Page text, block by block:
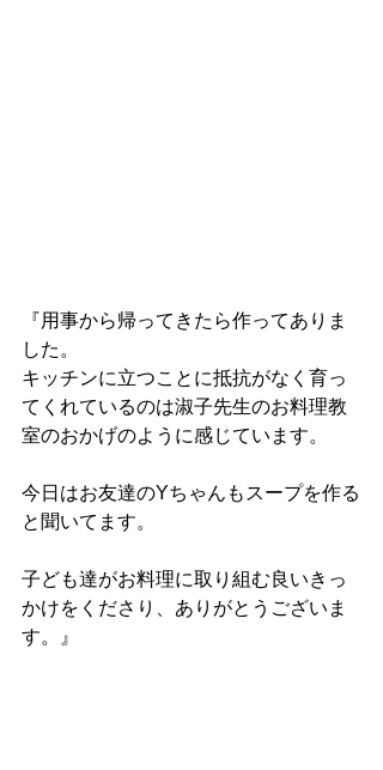
『用事から帰ってきたら作ってありま
した。
キッチンに立つことに抵抗がなく育っ
てくれているのは淑子先生のお料理教
室のおかげのように感じています。
今日はお友達のYちゃんもスープを作る
と聞いてます。
子ども達がお料理に取り組む良いきっ
かけをくださり、ありがとうございま
す。』